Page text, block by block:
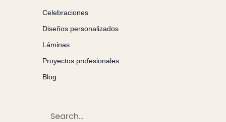
Celebraciones
Diseños personalizados
Láminas
Proyectos profesionales
Blog